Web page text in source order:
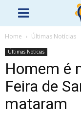
Home Últimas Notícias
Últimas Notícias
Homem é
Feira de
mataram